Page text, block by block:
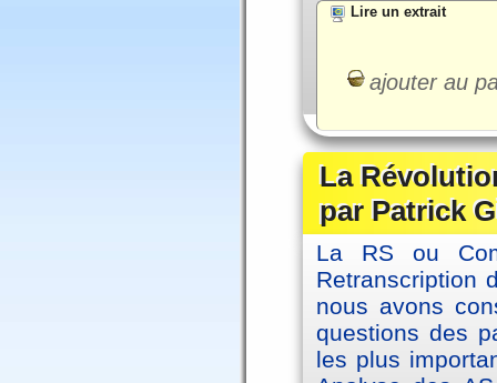
Lire un extrait
ajouter au
La
par Patrick
La RS ou
Retranscription
nous avons
questions des
les plus